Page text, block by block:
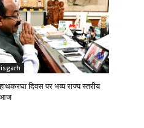
हाथकरघा दिवस पर भव्य राज्य स्तरीय
आज